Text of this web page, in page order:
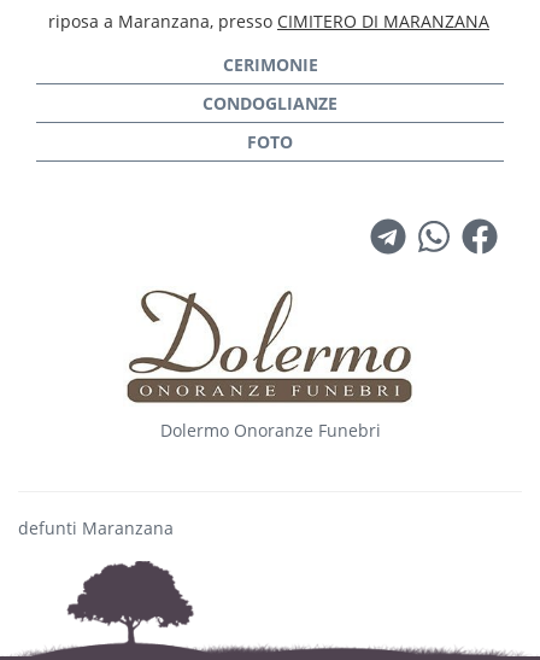
riposa a Maranzana, presso CIMITERO DI MARANZANA
Dolermo Onoranze Funebri
defunti Maranzana